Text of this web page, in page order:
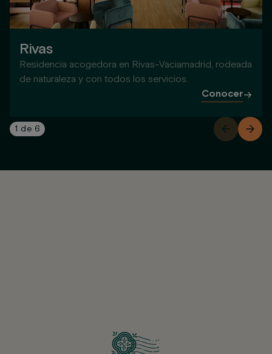
Rivas
Residencia acogedora en Rivas-Vaciamadrid, rodeada
de naturaleza y con todos los servicios.
Conocer
1 de 6